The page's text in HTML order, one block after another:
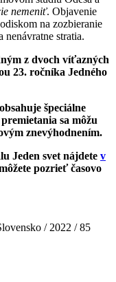
nemeniť. Objavenie
na zozbieranie
nenávratne stratia.
z dvoch víťazných
23. ročníka Jedného
špeciálne
sa môžu
znevýhodnením.
Jeden svet nájdete v
pozrieť časovo
/ 2022 / 85